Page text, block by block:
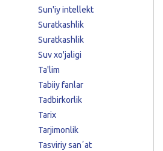
Sun'iy intellekt
Suratkashlik
Suratkashlik
Suv xo'jaligi
Ta'lim
Tabiiy fanlar
Tadbirkorlik
Tarix
Tarjimonlik
Tasviriy sanʼat